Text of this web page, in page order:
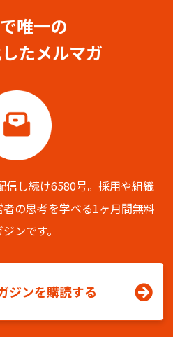
唯一の
たメルマガ
信し続け6580号。採用や組織
の思考を学べる1ヶ月間無料
ンです。
ジンを購読する